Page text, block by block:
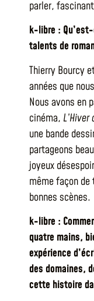
parler,
k-libre :
talents de
Thierry Bourcy
années que
Nous avons en
cinéma,
une bande
partageons
joyeux
même façon
bonnes scènes.
k-libre :
quatre mains,
expérience
des domaines,
cette histoire